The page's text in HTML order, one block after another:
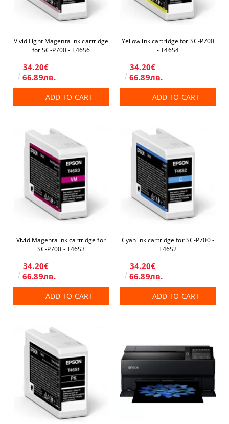
Vivid Light Magenta ink cartridge
for SC-P700 - T46S6
34.20€
66.89лв.
ADD TO CART
Yellow ink cartridge for SC-P700
- T46S4
34.20€
66.89лв.
ADD TO CART
Vivid Magenta ink cartridge for
SC-P700 - T46S3
34.20€
66.89лв.
ADD TO CART
Cyan ink cartridge for SC-P700 -
T46S2
34.20€
66.89лв.
ADD TO CART